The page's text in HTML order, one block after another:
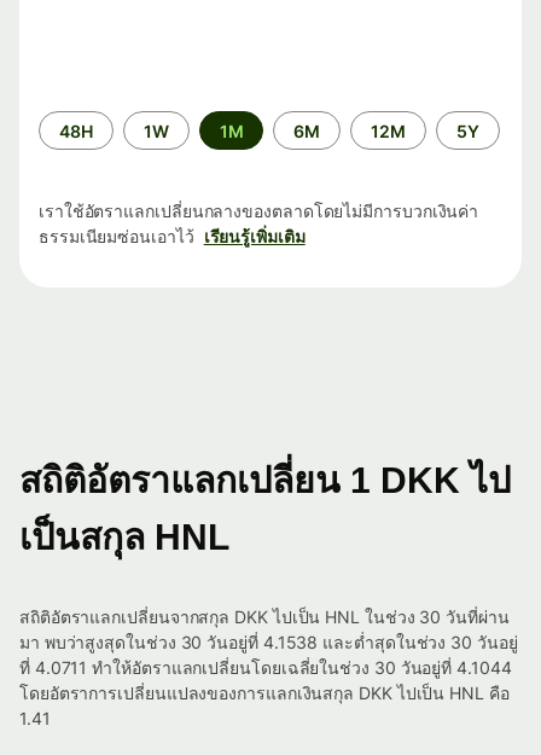
ระยะ
เวลา
48H 1W 1M 6M 12M 5Y
เราใช้อัตราแลกเปลี่ยนกลางของตลาดโดยไม่มีการบวกเงินค่า
ธรรมเนียมซ่อนเอาไว้ เรียนรู้เพิ่มเติม
สถิติอัตราแลกเปลี่ยน 1 DKK ไป
เป็นสกุล HNL
สถิติอัตราแลกเปลี่ยนจากสกุล DKK ไปเป็น HNL ในช่วง 30 วันที่ผ่าน
มา พบว่าสูงสุดในช่วง 30 วันอยู่ที่ 4.1538 และต่ำสุดในช่วง 30 วันอยู่
ที่ 4.0711 ทำให้อัตราแลกเปลี่ยนโดยเฉลี่ยในช่วง 30 วันอยู่ที่ 4.1044
โดยอัตราการเปลี่ยนแปลงของการแลกเงินสกุล DKK ไปเป็น HNL คือ
1.41